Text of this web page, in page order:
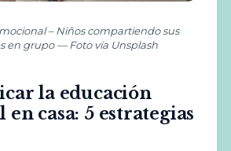
– Niños compartiendo sus
en grupo — Foto vía Unsplash
la educación
casa: 5 estrategias